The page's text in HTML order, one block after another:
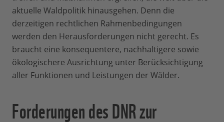
aktuelle Waldpolitik hinausgehen. Denn die
derzeitigen rechtlichen Rahmenbedingungen
werden den Herausforderungen nicht gerecht. Es
braucht eine konsequentere, nachhaltigere sowie
ökologischere Ausrichtung unter Berücksichtigung
aller Funktionen und Leistungen der Wälder.
Forderungen des DNR zur